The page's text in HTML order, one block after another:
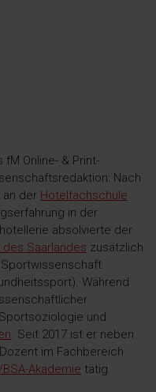
Online- & Print-
Nach
an der Hotelfachschule
in der
absolvierte der
des Saarlandes zusätzlich
Während
und
. Seit 2017 ist er neben
im Fachbereich
BSA-Akademie tätig.